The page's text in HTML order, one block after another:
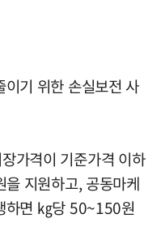
기 위한 손실보전 사
가격이 기준가격 이하
지원하고, 공동마케
하면 ㎏당 50~150원